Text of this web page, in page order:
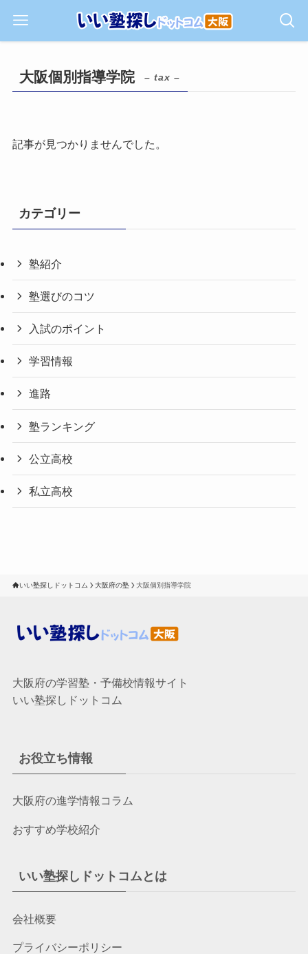
大阪個別指導学院 – tax –
記事が見つかりませんでした。
カテゴリー
塾紹介
塾選びのコツ
入試のポイント
学習情報
進路
塾ランキング
公立高校
私立高校
いい塾探しドットコム 大阪府の塾 大阪個別指導学院
大阪府の学習塾・予備校情報サイト
いい塾探しドットコム
お役立ち情報
大阪府の進学情報コラム
おすすめ学校紹介
いい塾探しドットコムとは
会社概要
プライバシーポリシー